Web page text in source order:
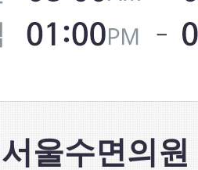
서울수면의